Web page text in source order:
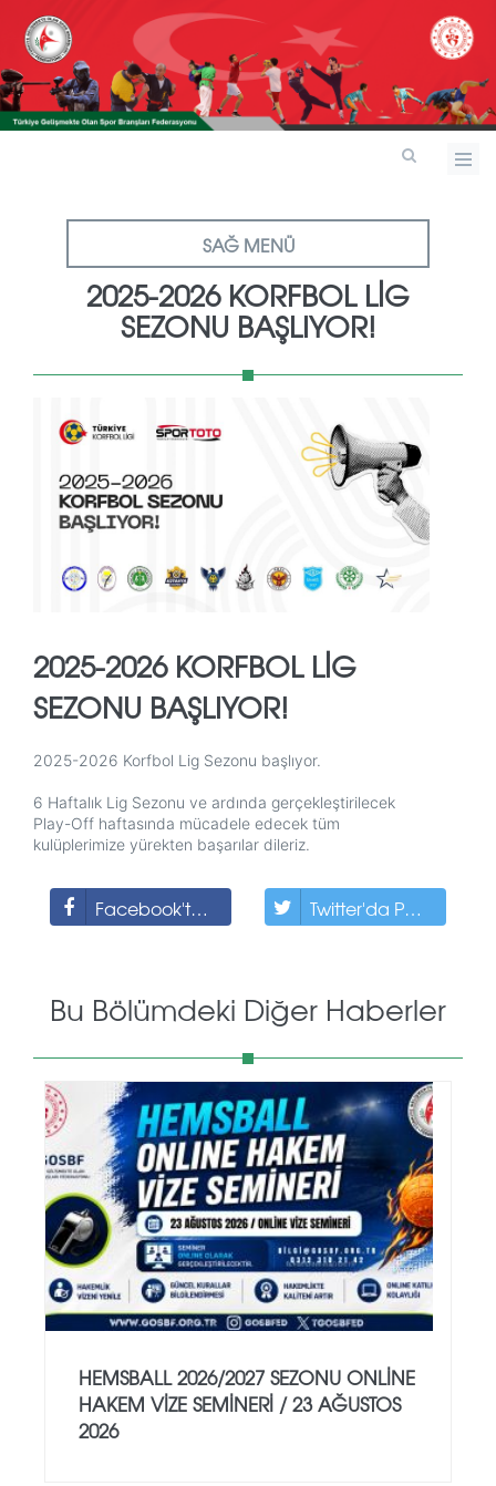
SAĞ MENÜ
2025-2026 KORFBOL LİG
SEZONU BAŞLIYOR!
2025-2026 KORFBOL LİG
SEZONU BAŞLIYOR!
2025-2026 Korfbol Lig Sezonu başlıyor.
6 Haftalık Lig Sezonu ve ardında gerçekleştirilecek
Play-Off haftasında mücadele edecek tüm
kulüplerimize yürekten başarılar dileriz.
Facebook'ta Paylaş Twitter'da Paylaş
Bu Bölümdeki Diğer Haberler
HEMSBALL 2026/2027 SEZONU ONLİNE
HAKEM VİZE SEMİNERİ / 23 AĞUSTOS
2026